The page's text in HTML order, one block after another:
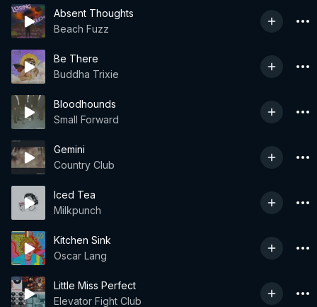
Absent Thoughts
Beach Fuzz
Be There
Buddha Trixie
Bloodhounds
Small Forward
Gemini
Country Club
Iced Tea
Milkpunch
Kitchen Sink
Oscar Lang
Little Miss Perfect
Elevator Fight Club